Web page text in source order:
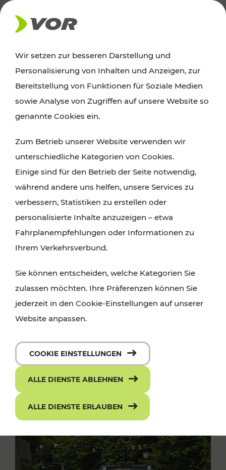
AKTUELLES
News
Alle wichtigen Meldungen zu Fahrplanänderungen,
finden Sie hier im Überblick.
Wir setzen zur besseren Darstellung und
Personalisierung von Inhalten und Anzeigen, zur
Bereitstellung von Funktionen für Soziale Medien
sowie Analyse von Zugriffen auf unsere Website so
genannte Cookies ein.
Zum Betrieb unserer Website verwenden wir
unterschiedliche Kategorien von Cookies.
Einige sind für den Betrieb der Seite notwendig,
während andere uns helfen, unsere Services zu
verbessern, Statistiken zu erstellen oder
personalisierte Inhalte anzuzeigen – etwa
Fahrplanempfehlungen oder Informationen zu
Ihrem Verkehrsverbund.
Sie können entscheiden, welche Kategorien Sie
zulassen möchten. Ihre Präferenzen können Sie
jederzeit in den Cookie-Einstellungen auf unserer
Website anpassen.
COOKIE EINSTELLUNGEN
ALLE DIENSTE ABLEHNEN
ALLE DIENSTE ERLAUBEN